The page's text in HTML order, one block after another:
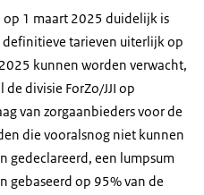
op 1 maart 2025 duidelijk is
definitieve tarieven uiterlijk op
kunnen worden verwacht,
de divisie ForZo/JJI op
van zorgaanbieders voor de
die vooralsnog niet kunnen
gedeclareerd, een lumpsum
gebaseerd op 95% van de